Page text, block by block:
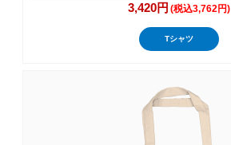
3,420円 (税込3,762円)
Tシャツ